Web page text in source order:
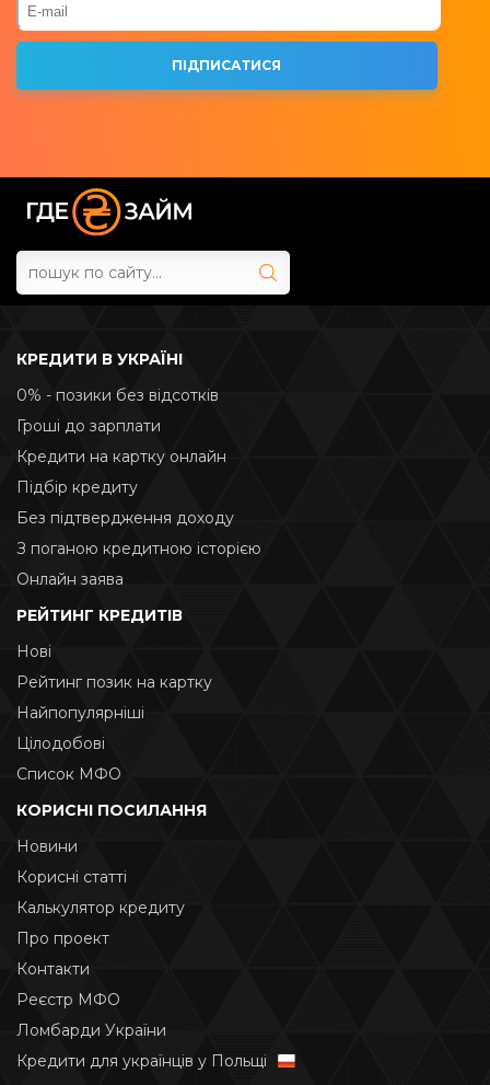
КРЕДИТИ В УКРАЇНІ
0% - позики без відсотків
Гроші до зарплати
Кредити на картку онлайн
Підбір кредиту
Без підтвердження доходу
З поганою кредитною історією
Онлайн заява
РЕЙТИНГ КРЕДИТІВ
Нові
Рейтинг позик на картку
Найпопулярніші
Цілодобові
Список МФО
КОРИСНІ ПОСИЛАННЯ
Новини
Корисні статті
Калькулятор кредиту
Про проект
Контакти
Реєстр МФО
Ломбарди України
Кредити для українців у Польщі